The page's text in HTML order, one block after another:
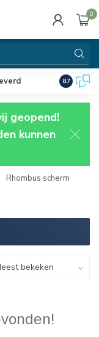
0
8.7
geopend!
kunnen
Rhombus scherm